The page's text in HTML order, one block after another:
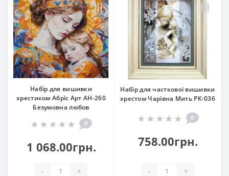
Набір для вишивки
хрестиком Абріс Арт АН-260
Безумовна любов
0
1 068.00грн.
- +
Набір для часткової вишивки
хрестом Чарівна Мить РК-036
0
758.00грн.
- +